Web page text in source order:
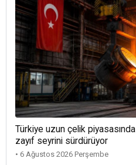
Türkiye uzun çelik
zayıf seyrini sürdürüyor
• 6 Ağustos 2026 Perşembe